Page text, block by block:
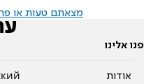
מצאתם טעות או
פנו אלינו
אודות